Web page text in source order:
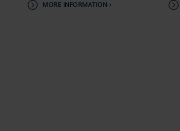
MORE INFORMATION ›